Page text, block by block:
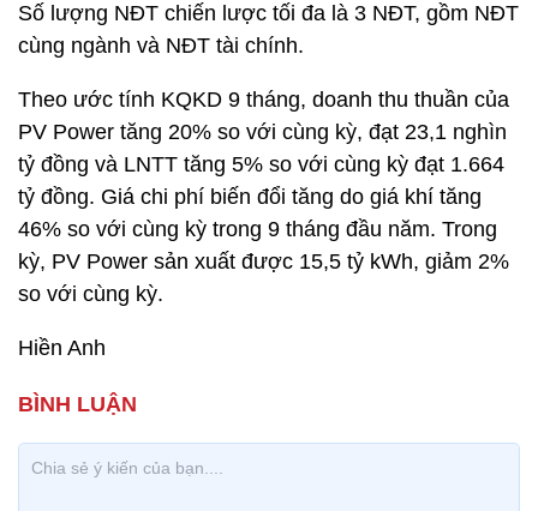
Số lượng NĐT chiến lược tối đa là 3 NĐT, gồm NĐT
cùng ngành và NĐT tài chính.
Theo ước tính KQKD 9 tháng, doanh thu thuần của
PV Power tăng 20% so với cùng kỳ, đạt 23,1 nghìn
tỷ đồng và LNTT tăng 5% so với cùng kỳ đạt 1.664
tỷ đồng. Giá chi phí biến đổi tăng do giá khí tăng
46% so với cùng kỳ trong 9 tháng đầu năm. Trong
kỳ, PV Power sản xuất được 15,5 tỷ kWh, giảm 2%
so với cùng kỳ.
Hiền Anh